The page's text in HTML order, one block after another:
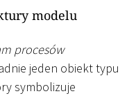
modelu
procesów
jeden obiekt typu
symbolizuje